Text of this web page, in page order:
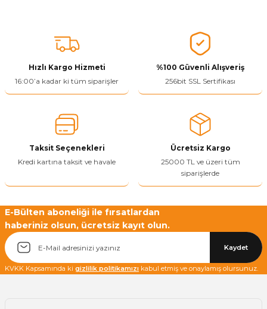
Hızlı Kargo Hizmeti
16:00’a kadar ki tüm siparişler
%100 Güvenli Alışveriş
256bit SSL Sertifikası
Taksit Seçenekleri
Kredi kartına taksit ve havale
Ücretsiz Kargo
25000 TL ve üzeri tüm
siparişlerde
E-Bülten aboneliği ile fırsatlardan
haberiniz olsun, ücretsiz kayıt olun.
Kaydet
KVKK Kapsamında ki gizlilik politikamızı kabul etmiş ve onaylamış olursunuz.